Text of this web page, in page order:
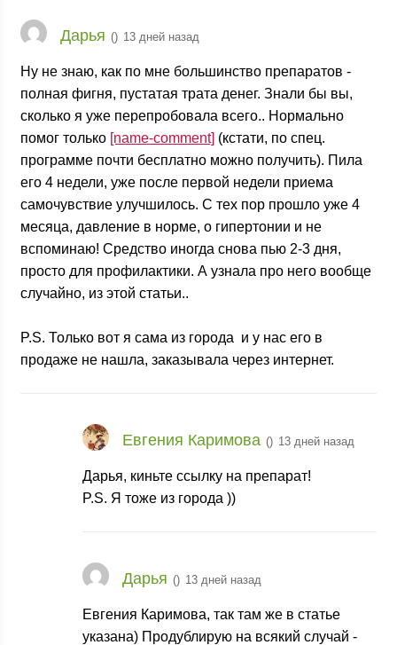
Дарья () 13 дней назад
Ну не знаю, как по мне большинство препаратов -
полная фигня, пустатая трата денег. Знали бы вы,
сколько я уже перепробовала всего.. Нормально
помог только [name-comment] (кстати, по спец.
программе почти бесплатно можно получить). Пила
его 4 недели, уже после первой недели приема
самочувствие улучшилось. С тех пор прошло уже 4
месяца, давление в норме, о гипертонии и не
вспоминаю! Средство иногда снова пью 2-3 дня,
просто для профилактики. А узнала про него вообще
случайно, из этой статьи..
P.S. Только вот я сама из города и у нас его в
продаже не нашла, заказывала через интернет.
Евгения Каримова () 13 дней назад
Дарья, киньте ссылку на препарат!
P.S. Я тоже из города))
Дарья () 13 дней назад
Евгения Каримова, так там же в статье
указана) Продублирую на всякий случай -